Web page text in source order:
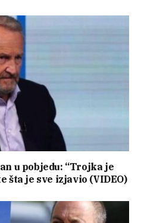
u pobjedu: “Trojka je
šta je sve izjavio (VIDEO)